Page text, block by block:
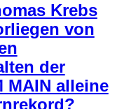
Krebs
von
der
MAIN alleine